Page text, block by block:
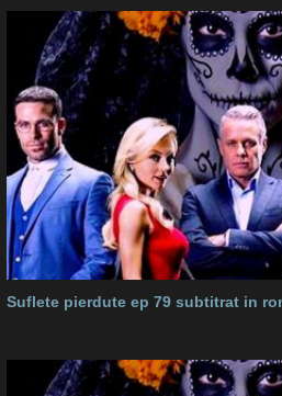
Suflete pierdute ep 79 subtitrat in